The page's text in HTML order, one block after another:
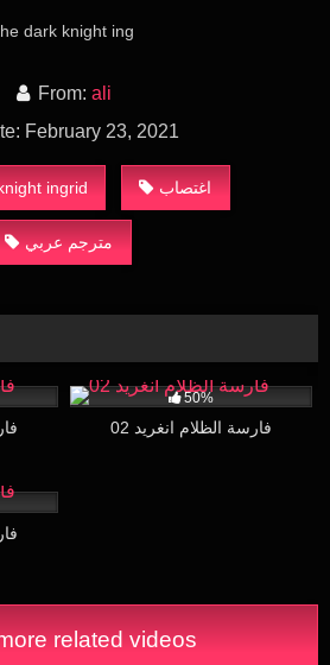
dark knight ing
From: ali
February 23, 2021
ingrid اغتصاب
مترجم عربي
50%
فارسة الظلام انغريد 02
related videos